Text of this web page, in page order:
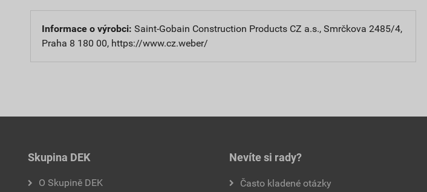
Informace o výrobci: Saint-Gobain Construction Products CZ a.s., Smrčkova 2485/4,
Praha 8 180 00, https://www.cz.weber/
Skupina DEK
O Skupině DEK
Nevíte si rady?
Často kladené otázky